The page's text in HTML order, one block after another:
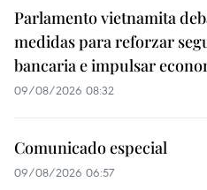
Parlamento vietnamita
medidas para reforzar
bancaria e impulsar
09/08/2026 08:32
Comunicado especial
09/08/2026 06:57